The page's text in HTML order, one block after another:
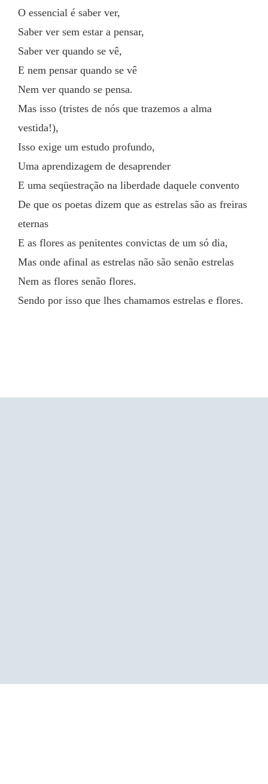
O essencial é saber ver,
Saber ver sem estar a pensar,
Saber ver quando se vê,
E nem pensar quando se vê
Nem ver quando se pensa.
Mas isso (tristes de nós que trazemos a alma
vestida!),
Isso exige um estudo profundo,
Uma aprendizagem de desaprender
E uma seqüestração na liberdade daquele convento
De que os poetas dizem que as estrelas são as freiras
eternas
E as flores as penitentes convictas de um só dia,
Mas onde afinal as estrelas não são senão estrelas
Nem as flores senão flores.
Sendo por isso que lhes chamamos estrelas e flores.